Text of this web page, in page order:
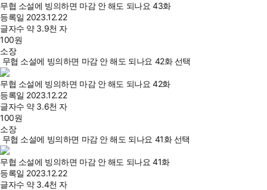
무협 소설에 빙의하면 마감 안 해도 되나요 43화
등록일 2023.12.22
글자수 약 3.9천 자
100원
소장
무협 소설에 빙의하면 마감 안 해도 되나요 42화 선택
무협 소설에 빙의하면 마감 안 해도 되나요 42화
등록일 2023.12.22
글자수 약 3.6천 자
100원
소장
무협 소설에 빙의하면 마감 안 해도 되나요 41화 선택
무협 소설에 빙의하면 마감 안 해도 되나요 41화
등록일 2023.12.22
글자수 약 3.4천 자